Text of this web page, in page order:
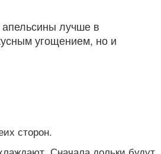
лучше в
угощением, но и
сторон.